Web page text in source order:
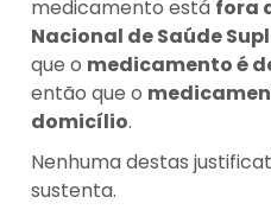
medicamento está fora
Nacional de Saúde
que o medicamento é
então que o
domicílio.
Nenhuma destas
sustenta.